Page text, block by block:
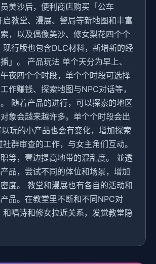
美沙后，便利商店购买「公车
教堂、漫展、警局等新地图和丰富
，以及偶像美沙、修女梨花四个个
现行版也包含DLC材料，新增新的经
」。 产品玩法 单个天分为早上、
夜四个个时段，单个个时段可选择
作赚钱、探索地图与NPC对话等，
随着产品的进行，可以探索的地区
象会越来越许多。单个个时段会出
玩的小产品也会有变化，增加探索
群审查的工作，与女主角们互动。
等，壹边提高地带的混乱度。 並透
品，尝试不同的体位和场景，增加
度。 教堂和漫展也有各自的活动和
品。在教堂里不断和不同NPC对
唱诗和修女拉近关系，发觉教堂隐